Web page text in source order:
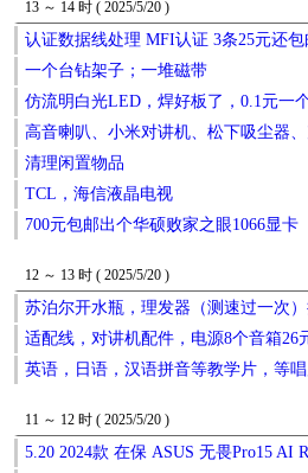
13 ～ 14 时 ( 2025/5/20 )
认证数据线处理 MFI认证 3条25元还
一个台钻架子；一堆磁带
仿流明白光LED，焊好板了，0.1元一
高音喇叭、小米对讲机、松下吸尘器
清理闲置物品
TCL，海信液晶电视
700元包邮出个华硕败家之眼1066显卡
12 ～ 13 时 ( 2025/5/20 )
苏泊尔开水瓶，理发器（测速过一次
适配线，对讲机配件，电源8个音箱
英语，日语，汉语拼音等教学片，等唱
11 ～ 12 时 ( 2025/5/20 )
5.20 2024款 在保 ASUS 无畏Pro15 AI